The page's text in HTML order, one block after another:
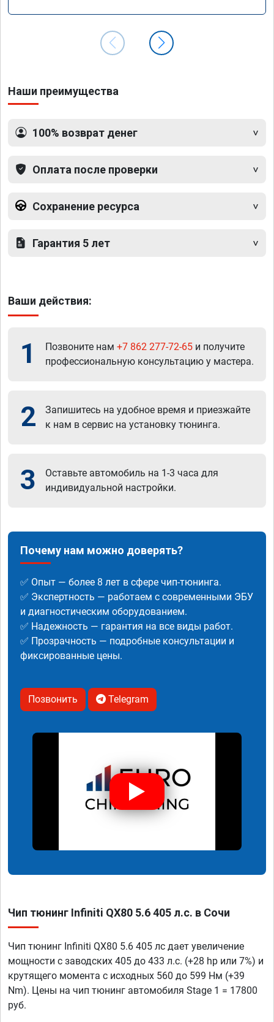
Наши преимущества
100% возврат денег
Оплата после проверки
Сохранение ресурса
Гарантия 5 лет
Ваши действия:
1 Позвоните нам +7 862 277-72-65 и получите
профессиональную консультацию у мастера.
2
Запишитесь на удобное время и приезжайте
к нам в сервис на установку тюнинга.
3
Оставьте автомобиль на 1-3 часа для
индивидуальной настройки.
Почему нам можно доверять?
✅ Опыт — более 8 лет в сфере чип-тюнинга.
✅ Экспертность — работаем с современными ЭБУ
и диагностическим оборудованием.
✅ Надежность — гарантия на все виды работ.
✅ Прозрачность — подробные консультации и
фиксированные цены.
Позвонить Telegram
Чип тюнинг Infiniti QX80 5.6 405 л.с. в Сочи
Чип тюнинг Infiniti QX80 5.6 405 лс дает увеличение
мощности с заводских 405 до 433 л.с. (+28 hp или 7%) и
крутящего момента с исходных 560 до 599 Нм (+39
Nm). Цены на чип тюнинг автомобиля Stage 1 = 17800
руб.